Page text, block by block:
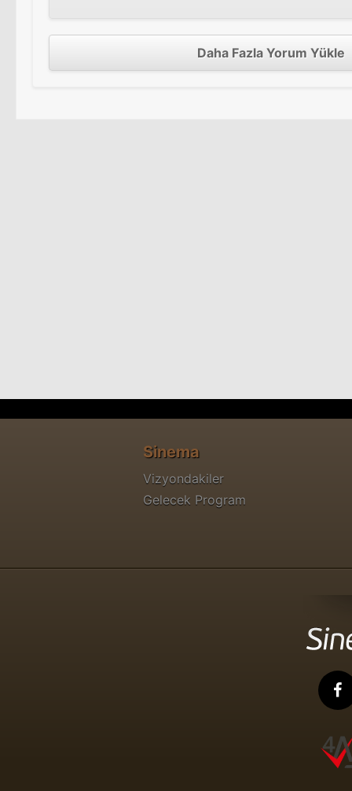
Daha Fazla Yorum Yükle
Sinema
Vizyondakiler
Gelecek Program